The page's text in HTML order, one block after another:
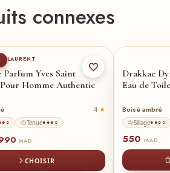
connexes
LAURENT
Parfum Yves Saint
Homme Authentic
4
Tenue●●●○
MAD
CHOISIR
Drakkae
Eau de
Boisé ambré
Sillage●●○○
550 MAD